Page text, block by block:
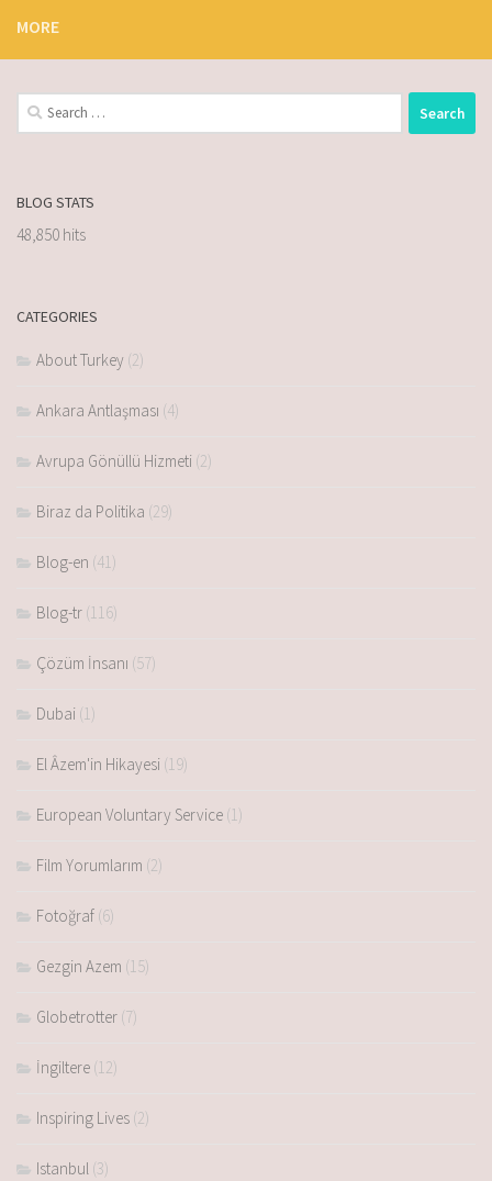
MORE
BLOG STATS
48,850 hits
CATEGORIES
About Turkey (2)
Ankara Antlaşması (4)
Avrupa Gönüllü Hizmeti (2)
Biraz da Politika (29)
Blog-en (41)
Blog-tr (116)
Çözüm İnsanı (57)
Dubai (1)
El Âzem'in Hikayesi (19)
European Voluntary Service (1)
Film Yorumlarım (2)
Fotoğraf (6)
Gezgin Azem (15)
Globetrotter (7)
İngiltere (12)
Inspiring Lives (2)
Istanbul (3)